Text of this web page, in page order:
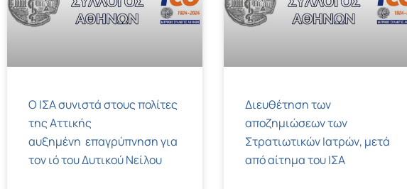
Ο ΙΣΑ συνιστά στους πολίτες
της Αττικής
αυξημένη επαγρύπνηση για
τον ιό του Δυτικού Νείλου
Διευθέτηση των
αποζημιώσεων των
Στρατιωτικών Ιατρών, μετά
από αίτημα του ΙΣΑ